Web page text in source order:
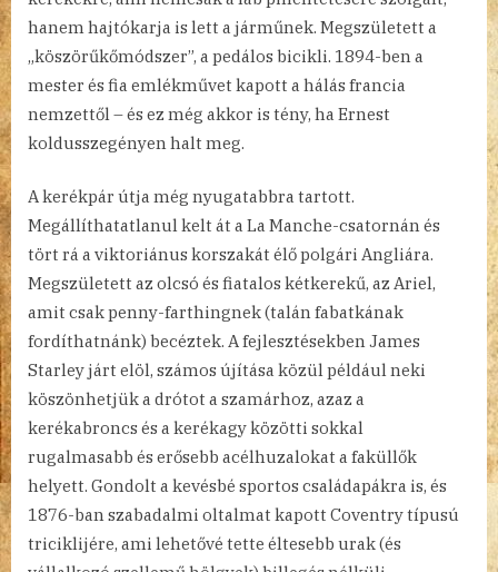
hanem hajtókarja is lett a járműnek. Megszületett a
„köszörűkőmódszer”, a pedálos bicikli. 1894-ben a
mester és fia emlékművet kapott a hálás francia
nemzettől – és ez még akkor is tény, ha Ernest
koldusszegényen halt meg.
A kerékpár útja még nyugatabbra tartott.
Megállíthatatlanul kelt át a La Manche-csatornán és
tört rá a viktoriánus korszakát élő polgári Angliára.
Megszületett az olcsó és fiatalos kétkerekű, az Ariel,
amit csak penny-farthingnek (talán fabatkának
fordíthatnánk) becéztek. A fejlesztésekben James
Starley járt elöl, számos újítása közül például neki
köszönhetjük a drótot a szamárhoz, azaz a
kerékabroncs és a kerékagy közötti sokkal
rugalmasabb és erősebb acélhuzalokat a faküllők
helyett. Gondolt a kevésbé sportos családapákra is, és
1876-ban szabadalmi oltalmat kapott Coventry típusú
triciklijére, ami lehetővé tette éltesebb urak (és